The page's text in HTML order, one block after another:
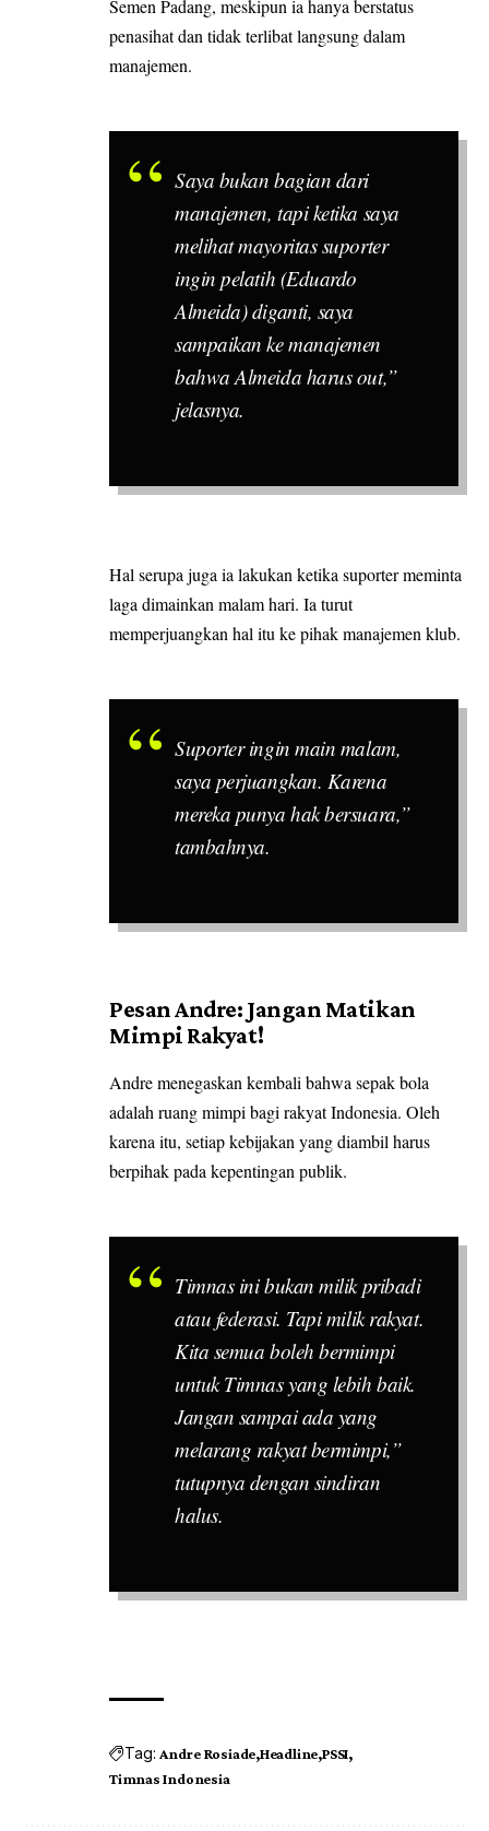
Semen Padang, meskipun ia hanya berstatus
penasihat dan tidak terlibat langsung dalam
manajemen.
Saya bukan bagian dari
manajemen, tapi ketika saya
melihat mayoritas suporter
ingin pelatih (Eduardo
Almeida) diganti, saya
sampaikan ke manajemen
bahwa Almeida harus out,”
jelasnya.
Hal serupa juga ia lakukan ketika suporter meminta
laga dimainkan malam hari. Ia turut
memperjuangkan hal itu ke pihak manajemen klub.
Suporter ingin main malam,
saya perjuangkan. Karena
mereka punya hak bersuara,”
tambahnya.
Pesan Andre: Jangan Matikan
Mimpi Rakyat!
Andre menegaskan kembali bahwa sepak bola
adalah ruang mimpi bagi rakyat Indonesia. Oleh
karena itu, setiap kebijakan yang diambil harus
berpihak pada kepentingan publik.
Timnas ini bukan milik pribadi
atau federasi. Tapi milik rakyat.
Kita semua boleh bermimpi
untuk Timnas yang lebih baik.
Jangan sampai ada yang
melarang rakyat bermimpi,”
tutupnya dengan sindiran
halus.
Tag: Andre Rosiade Headline PSSI
Timnas Indonesia